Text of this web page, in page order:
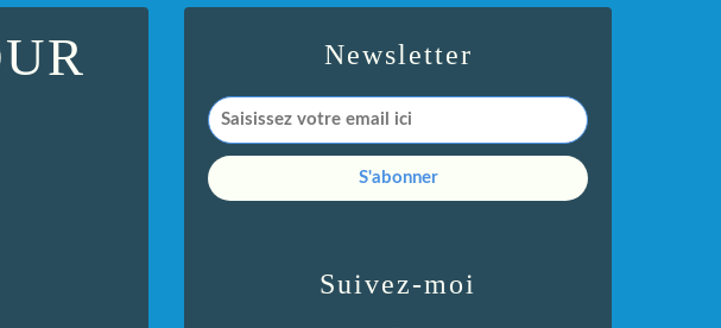
Newsletter
Suivez-moi